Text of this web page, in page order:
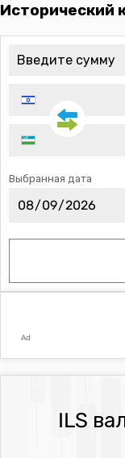
Исторический
Выбранная дата
Ad
ILS